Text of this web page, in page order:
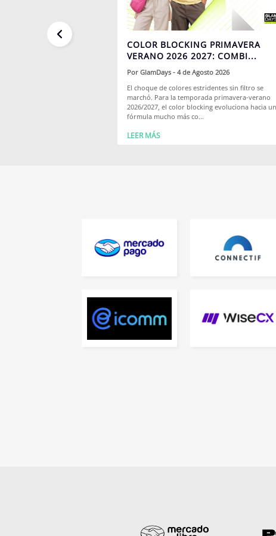
COLOR BLOCKING PRIMAVERA
VERANO 2026 2027: COMBI...
Por GlamDays - 4 de Agosto 2026
El choque de colores estridentes sin filtro se
marchó. Para la temporada primavera-verano
2026/2027, el color blocking evoluciona hacia
fórmula mucho más co...
LEER MÁS